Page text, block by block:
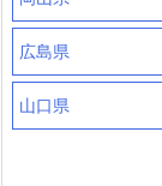
広島県
山口県